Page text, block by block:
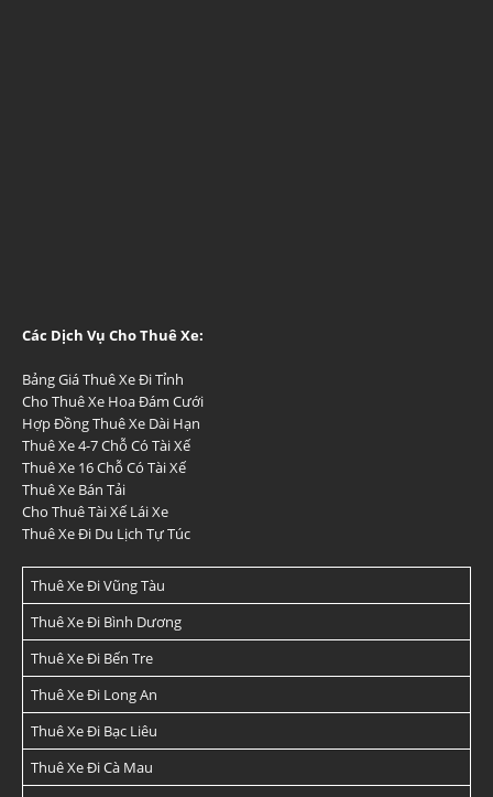
Các Dịch Vụ Cho Thuê Xe:
Bảng Giá Thuê Xe Đi Tỉnh
Cho Thuê Xe Hoa Đám Cưới
Hợp Đồng Thuê Xe Dài Hạn
Thuê Xe 4-7 Chỗ Có Tài Xế
Thuê Xe 16 Chỗ Có Tài Xế
Thuê Xe Bán Tải
Cho Thuê Tài Xế Lái Xe
Thuê Xe Đi Du Lịch Tự Túc
Thuê Xe Đi Vũng Tàu
Thuê Xe Đi Bình Dương
Thuê Xe Đi Bến Tre
Thuê Xe Đi Long An
Thuê Xe Đi Bạc Liêu
Thuê Xe Đi Cà Mau